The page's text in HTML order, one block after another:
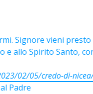
Signore vieni
e allo Spirito Santo,
02/05/credo-di-
Padre